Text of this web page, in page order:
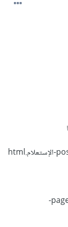
page.php?id=الإستعلام اوريد التعديل إلى page-